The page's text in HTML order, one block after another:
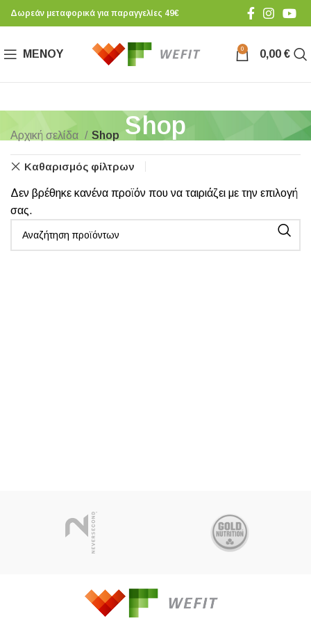
Δωρεάν μεταφορικά για παραγγελίες 49€
ΜΕΝΟΎ 0 0,00 €
Shop
Αρχική σελίδα Shop
Καθαρισμός φίλτρων
Δεν βρέθηκε κανένα προϊόν που να ταιριάζει με την επιλογή
σας.